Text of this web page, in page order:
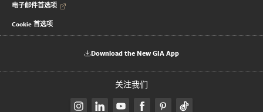
电子邮件首选项
Cookie 首选项
Download the New GIA App
关注我们